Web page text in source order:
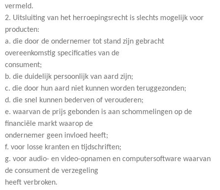
vermeld.
2. Uitsluiting van het herroepingsrecht is slechts mogelijk voor
producten:
a. die door de ondernemer tot stand zijn gebracht
overeenkomstig specificaties van de
consument;
b. die duidelijk persoonlijk van aard zijn;
c. die door hun aard niet kunnen worden teruggezonden;
d. die snel kunnen bederven of verouderen;
e. waarvan de prijs gebonden is aan schommelingen op de
financiële markt waarop de
ondernemer geen invloed heeft;
f. voor losse kranten en tijdschriften;
g. voor audio- en video-opnamen en computersoftware waarvan
de consument de verzegeling
heeft verbroken.